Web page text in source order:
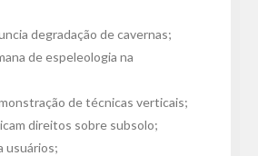
degradação de cavernas;
de espeleologia na
de técnicas verticais;
direitos sobre subsolo;
usuários;